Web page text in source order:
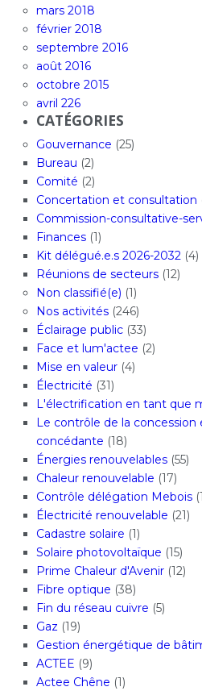
mars 2018
février 2018
septembre 2016
août 2016
octobre 2015
avril 226
CATÉGORIES
Gouvernance (25)
Bureau (2)
Comité (2)
Concertation et consultation
Commission-consultative-
Finances(1)
Kit délégué.e.s 2026-2032(4)
Réunions de secteurs(12)
Non classifié(e) (1)
Nos activités(246)
Éclairage public(33)
Face et lum'actee (2)
Mise en valeur(4)
Électricité (31)
L'électrification en tant que
Le contrôle de la
concédante (18)
Énergies renouvelables(55)
Chaleur renouvelable (17)
Contrôle délégation Mebois
Électricité renouvelable (21)
Cadastre solaire (1)
Solaire photovoltaïque (15)
Prime Chaleur d'Avenir(12)
Fibre optique (38)
Fin du réseau cuivre (5)
Gaz (19)
Gestion énergétique de
ACTEE (9)
Actee Chêne (1)